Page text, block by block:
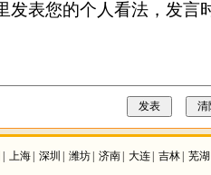
上海 深圳 潍坊 济南 大连 吉林 芜湖